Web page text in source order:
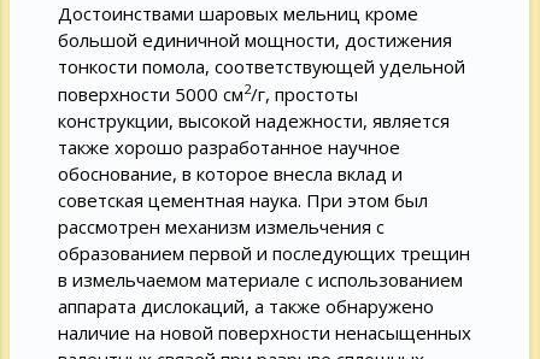
Достоинствами шаровых мельниц кроме
большой единичной мощности, достижения
тонкости помола, соответствующей удельной
поверхности 5000 см2/г, простоты
конструкции, высокой надежности, является
также хорошо разработанное научное
обоснование, в которое внесла вклад и
советская цементная наука. При этом был
рассмотрен механизм измельчения с
образованием первой и последующих трещин
в измельчаемом материале с использованием
аппарата дислокаций, а также обнаружено
наличие на новой поверхности ненасыщенных